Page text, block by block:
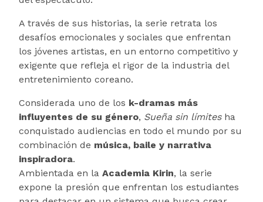
A través de sus historias, la serie retrata los
desafíos emocionales y sociales que enfrentan
los jóvenes artistas, en un entorno competitivo y
exigente que refleja el rigor de la industria del
entretenimiento coreano.
Considerada uno de los k-dramas más
influyentes de su género, Sueña sin límitesha
conquistado audiencias en todo el mundo por su
combinación de música, baile y narrativa
inspiradora.
Ambientada en la Academia Kirin, la serie
expone la presión que enfrentan los estudiantes